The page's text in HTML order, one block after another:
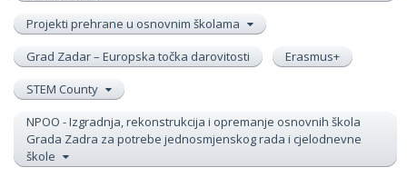
Projekti prehrane u osnovnim školama
Grad Zadar – Europska točka darovitosti
Erasmus+
STEM County
NPOO - Izgradnja, rekonstrukcija i opremanje osnovnih škola
Grada Zadra za potrebe jednosmjenskog rada i cjelodnevne
škole